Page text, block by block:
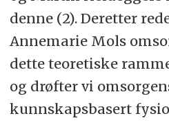
denne (2). Deretter
Annemarie Mols
dette teoretiske
og drøfter vi
kunnskapsbasert